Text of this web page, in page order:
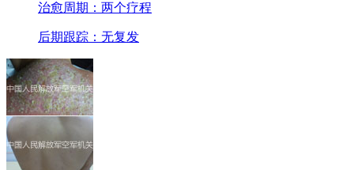
治愈周期：两个疗程
后期跟踪：无复发